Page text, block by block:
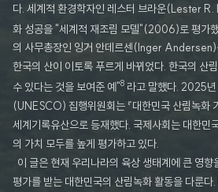
다. 세계적 환경학자인 레스터 브라운(Lester
화 성공을 "세계적 재조림 모델"(2006)로 평가
의 사무총장인 잉거 안데르센(Inger Andersen)
한국의 산이 이토록 푸르게 바뀌었다. 한국의 산
수 있다는 것을 보여준 예"8 라고 말했다. 2025
(UNESCO) 집행위원회는 『대한민국 산림녹화
세계기록유산으로 등재했다. 국제사회는 대한민
의 가치 모두를 높게 평가하고 있다.
이 글은 현재 우리나라의 육상 생태계에 큰 영
평가를 받는 대한민국의 산림녹화 활동을 다룬다